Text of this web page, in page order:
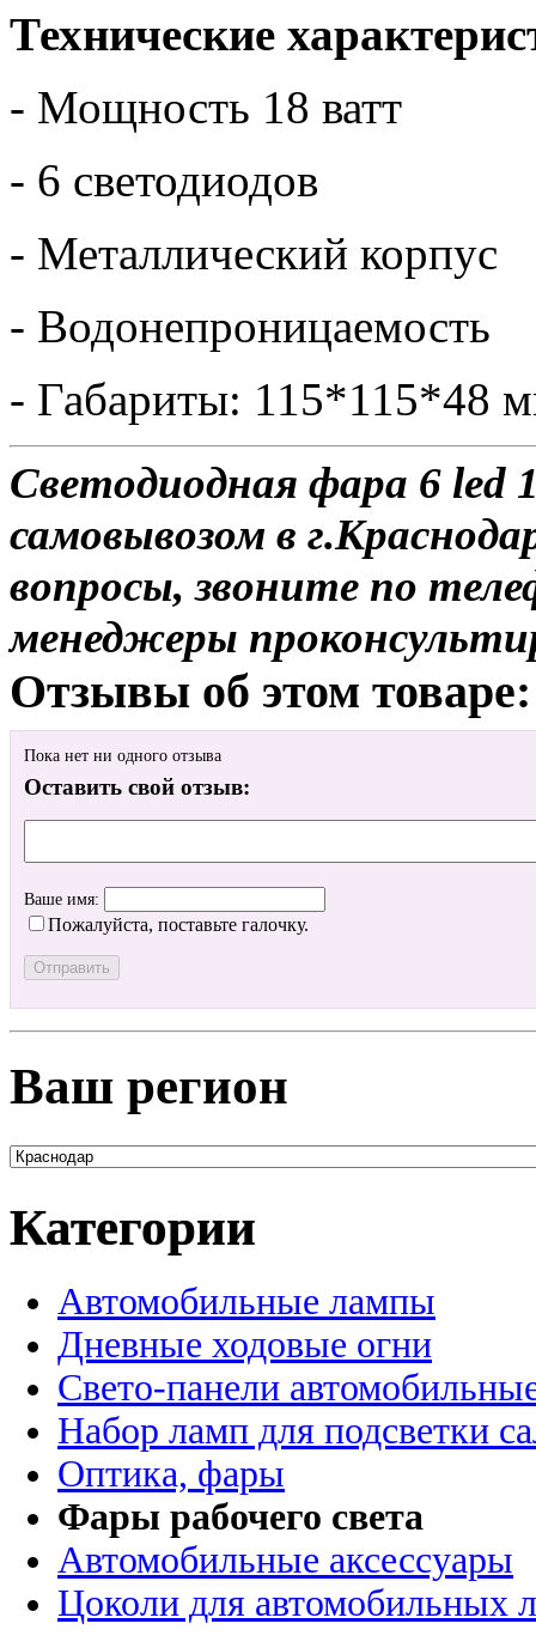
Технические
- Мощность 18 ватт
- 6 светодиодов
- Металлический корпус
- Водонепроницаемость
- Габариты: 115*115*48
Светодиодная фара 6 led
самовывозом в
вопросы, звоните по
менеджеры
Отзывы об этом товаре:
Пока нет ни одного отзыва
Оставить свой отзыв:
Ваше имя:
Пожалуйста, поставьте галочку.
Ваш регион
Категории
Автомобильные лампы
Дневные ходовые огни
Свето-панели
Набор ламп для подсветки
Оптика, фары
Фары рабочего света
Автомобильные аксессуары
Цоколи для автомобильных